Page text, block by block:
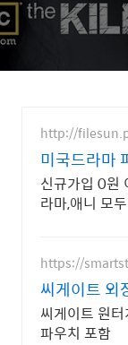
http://
미국드라마
실시간 보기!
신규가입 0원
라마,애니 모
https://
씨게이트 외
씨게이트 원
파우치 포함